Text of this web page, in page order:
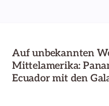
Auf unbekannten
Mittelamerika:
Ecuador mit den